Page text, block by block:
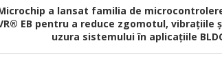
a lansat familia de
EB pentru a reduce zgomotul, vibrațiile
uzura sistemului în aplicațiile